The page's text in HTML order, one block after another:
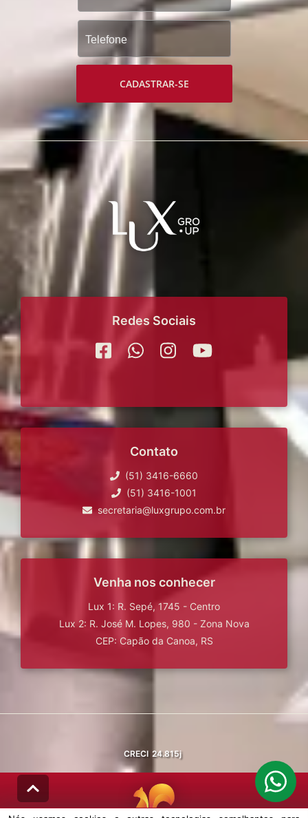
CADASTRAR-SE
Redes Sociais
Contato
(51) 3416-6660
(51) 3416-1001
secretaria@luxgrupo.com.br
Venha nos conhecer
Lux 1: R. Sepé, 1745 - Centro
Lux 2: R. José M. Lopes, 980 - Zona Nova
CEP: Capão da Canoa, RS
CRECI 24.815j